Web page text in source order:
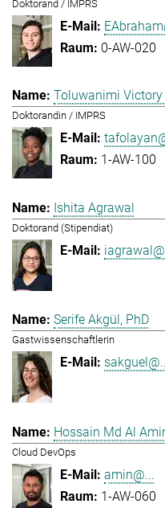
Doktorand / IMPRS
0-AW-020
Toluwanimi
Doktorandin / IMPRS
1-AW-100
Ishita Agrawal
Doktorand (Stipendiat)
Serife Akgül, PhD
Gastwissenschaftlerin
Hossain Md Al
Cloud DevOps
amin@...
1-AW-060